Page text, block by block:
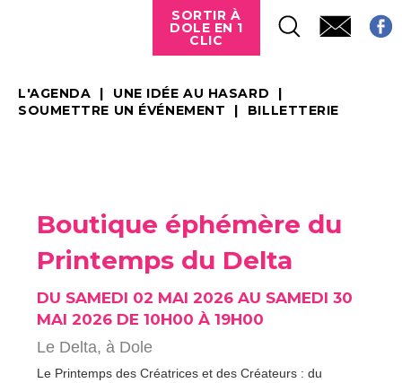
SORTIR À
DOLE EN 1
CLIC
L'AGENDA
UNE IDÉE AU HASARD
SOUMETTRE UN ÉVÉNEMENT
BILLETTERIE
Boutique éphémère du
Printemps du Delta
DU SAMEDI 02 MAI 2026 AU SAMEDI 30
MAI 2026 DE 10H00 À 19H00
Le Delta, à Dole
Le Printemps des Créatrices et des Créateurs : du